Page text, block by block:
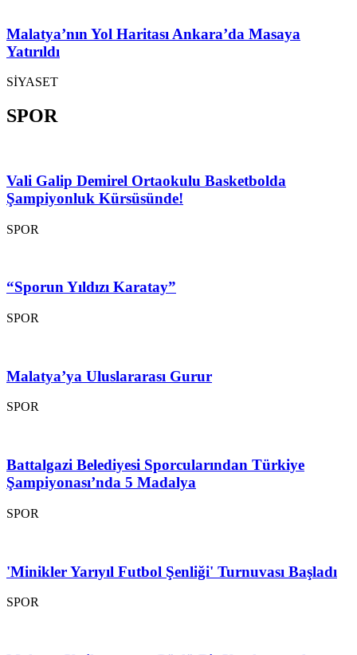
Malatya’nın Yol Haritası Ankara’da Masaya
Yatırıldı
SİYASET
SPOR
Vali Galip Demirel Ortaokulu Basketbolda
Şampiyonluk Kürsüsünde!
SPOR
“Sporun Yıldızı Karatay”
SPOR
Malatya’ya Uluslararası Gurur
SPOR
Battalgazi Belediyesi Sporcularından Türkiye
Şampiyonası’nda 5 Madalya
SPOR
'Minikler Yarıyıl Futbol Şenliği' Turnuvası Başladı
SPOR